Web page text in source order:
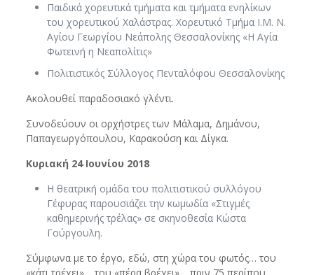
Παιδικά χορευτικά τμήματα και τμήματα ενηλίκων
του χορευτικού Χαλάστρας. Χορευτικό Τμήμα Ι.Μ. Ν.
Αγίου Γεωργίου Νεάπολης Θεσσαλονίκης «Η Αγία
Φωτεινή η Νεαπολίτις»
Πολιτιστικός Σύλλογος Πενταλόφου Θεσσαλονίκης
Ακολουθεί παραδοσιακό γλέντι.
Συνοδεύουν οι ορχήστρες των Μάλαμα, Δημάνου,
Παπαγεωργόπουλου, Καρακούση και Δίγκα.
Κυριακή 24 Ιουνίου 2018
Η θεατρική ομάδα του πολιτιστικού συλλόγου
Γέφυρας παρουσιάζει την κωμωδία «Στιγμές
καθημερινής τρέλας» σε σκηνοθεσία Κώστα
Γούργουλη.
Σύμφωνα με το έργο, εδώ, στη χώρα του φωτός… του